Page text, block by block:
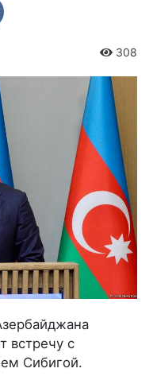
308
встречу с
Сибигой.